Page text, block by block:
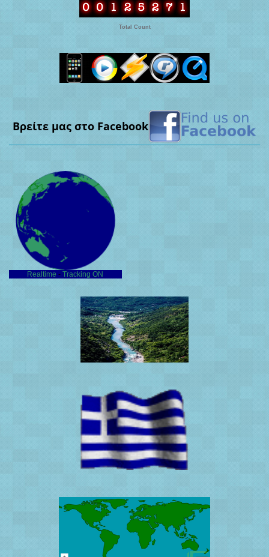
Total Count
Βρείτε μας στο Facebook
Realtime -Tracking ON